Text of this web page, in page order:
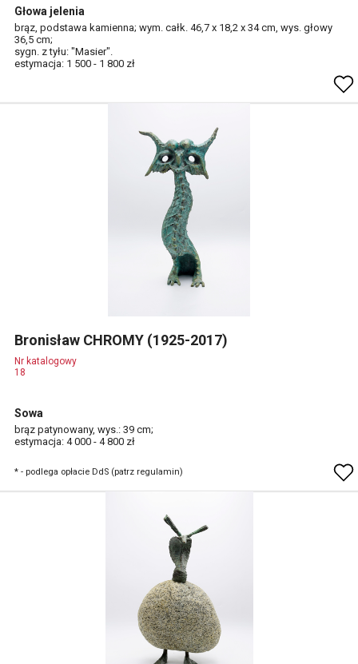
Głowa jelenia
brąz, podstawa kamienna; wym. całk. 46,7 x 18,2 x 34 cm, wys. głowy
36,5 cm;
sygn. z tyłu: "Masier".
estymacja: 1 500 - 1 800 zł
Bronisław CHROMY (1925-2017)
Nr katalogowy
18
Sowa
brąz patynowany, wys.: 39 cm;
estymacja: 4 000 - 4 800 zł
* - podlega opłacie DdS (patrz regulamin)